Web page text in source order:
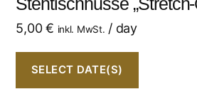
5,00€ inkl. MwSt. / day
SELECT DATE(S)